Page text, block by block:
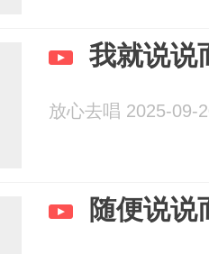
我就说说
放心去唱 2025-09-
随便说说